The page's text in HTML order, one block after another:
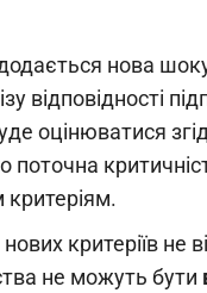
нова
відповідності
оцінюватися
критеріям.
критеріїв не
не можуть бути